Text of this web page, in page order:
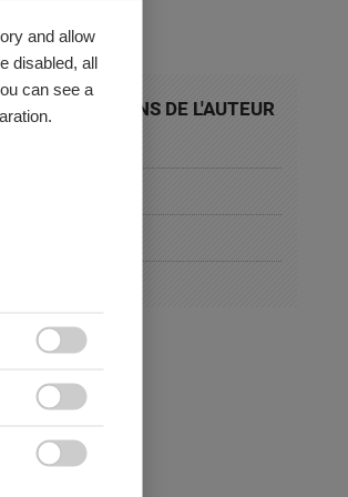
PUBLICATIONS DE L'AUTEUR
and allow
disabled, all
can see a